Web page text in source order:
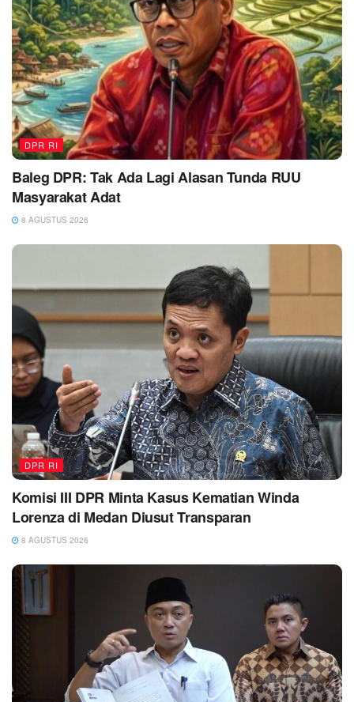
DPR RI
Baleg DPR: Tak Ada Lagi Alasan Tunda RUU
Masyarakat Adat
8 AGUSTUS 2026
DPR RI
Komisi III DPR Minta Kasus Kematian Winda
Lorenza di Medan Diusut Transparan
8 AGUSTUS 2026